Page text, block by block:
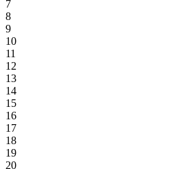
7
8
9
10
11
12
13
14
15
16
17
18
19
20